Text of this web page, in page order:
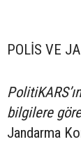
POLİS VE
bilgilere
Jandarma